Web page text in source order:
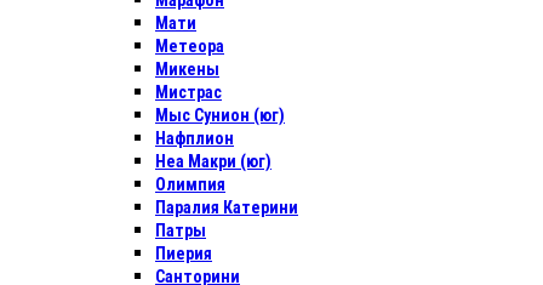
Мати
Метеора
Микены
Мистрас
Мыс Сунион (юг)
Нафплион
Неа Макри (юг)
Олимпия
Паралия Катерини
Патры
Пиерия
Санторини